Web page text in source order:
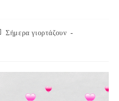
Σήμερα γιορτάζουν